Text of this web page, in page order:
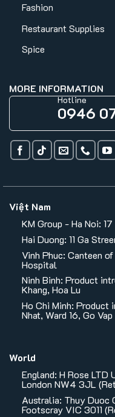
Fashion
Restaurant Supplies
Spice
MORE INFORMATION
Hotline
0946
Việt Nam
KM Group - Ha Noi:
Hai Duong: 11 Ga
Vinh Phuc: Canteen
Hospital
Ninh Binh: Product
Khang, Hoa Lu
Ho Chi Minh:
Nhat, Ward 16, Go Vap
World
England: H Rose LTD
London NW4 3JL
Australia: Thuy Duoc
Footscray VIC 3011